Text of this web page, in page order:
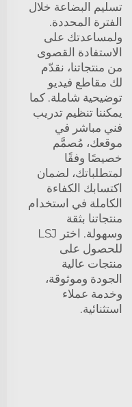
تسليم البضاعة خلال
الفترة المحددة.
ولمساعدتك على
الاستفادة القصوى
من منتجاتنا، نقدّم
لك مقاطع فيديو
توضيحية شاملة. كما
يمكننا تنظيم تدريب
فني مباشر في
موقعك، مُصمَّم
خصيصًا وفقًا
لمتطلباتك، لضمان
اكتسابك الكفاءة
الكاملة في استخدام
منتجاتنا بثقة
وسهولة. اختر LSJ
للحصول على
منتجات عالية
الجودة وموثوقة،
وخدمة عملاء
استثنائية.